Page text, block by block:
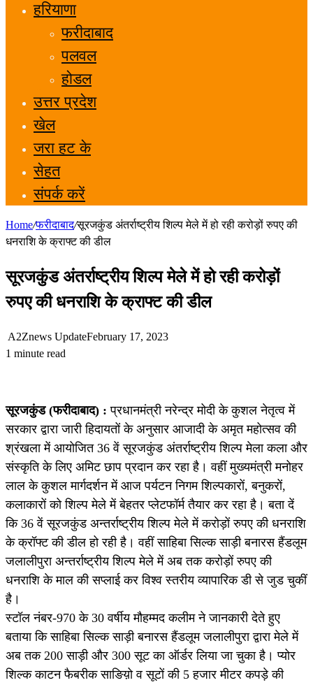
हरियाणा
फरीदाबाद
पलवल
होडल
उत्तर प्रदेश
खेल
जरा हट के
सेहत
संपर्क करें
Home/फरीदाबाद/सूरजकुंड अंतर्राष्ट्रीय शिल्प मेले में हो रही करोड़ों रुपए की
धनराशि के क्राफ्ट की डील
सूरजकुंड अंतर्राष्ट्रीय शिल्प मेले में हो रही करोड़ों
रुपए की धनराशि के क्राफ्ट की डील
A2Znews UpdateFebruary 17, 2023
1 minute read
सूरजकुंड (फरीदाबाद) : प्रधानमंत्री नरेन्द्र मोदी के कुशल नेतृत्व में
सरकार द्वारा जारी हिदायतों के अनुसार आजादी के अमृत महोत्सव की
श्रंखला में आयोजित 36 वें सूरजकुंड अंतर्राष्ट्रीय शिल्प मेला कला और
संस्कृति के लिए अमिट छाप प्रदान कर रहा है। वहीं मुख्यमंत्री मनोहर
लाल के कुशल मार्गदर्शन में आज पर्यटन निगम शिल्पकारों, बनुकरों,
कलाकारों को शिल्प मेले में बेहतर प्लेटफॉर्म तैयार कर रहा है। बता दें
कि 36 वें सूरजकुंड अन्तर्राष्ट्रीय शिल्प मेले में करोड़ों रुपए की धनराशि
के क्रॉफ्ट की डील हो रही है। वहीं साहिबा सिल्क साड़ी बनारस हैंडलूम
जलालीपुरा अन्तर्राष्ट्रीय शिल्प मेले में अब तक करोड़ों रुपए की
धनराशि के माल की सप्लाई कर विश्व स्तरीय व्यापारिक डी से जुड चुकीं
है।
स्टॉल नंबर-970 के 30 वर्षीय मौहम्मद कलीम ने जानकारी देते हुए
बताया कि साहिबा सिल्क साड़ी बनारस हैंडलूम जलालीपुरा द्वारा मेले में
अब तक 200 साड़ी और 300 सूट का ऑर्डर लिया जा चुका है। प्योर
शिल्क काटन फैबरीक साङिय़ो व सूटों की 5 हजार मीटर कपड़े की